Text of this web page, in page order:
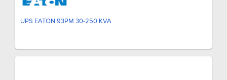
UPS EATON 93PM 30-250 KVA